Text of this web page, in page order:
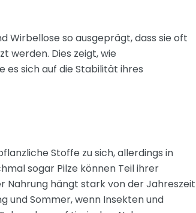
Wirbellose so ausgeprägt, dass sie oft
werden. Dies zeigt, wie
es sich auf die Stabilität ihres
Stoffe zu sich, allerdings in
sogar Pilze können Teil ihrer
Nahrung hängt stark von der Jahreszeit
und Sommer, wenn Insekten und